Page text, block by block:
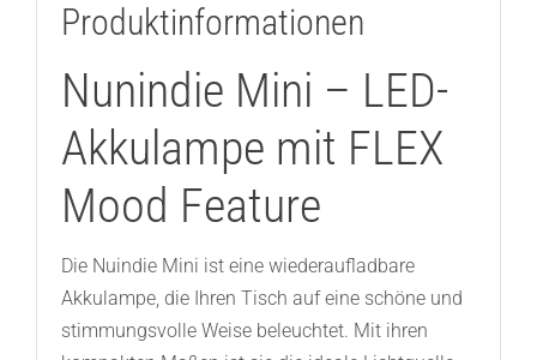
Produktinformationen
Nunindie Mini – LED-
Akkulampe mit FLEX
Mood Feature
Die Nuindie Mini ist eine wiederaufladbare
Akkulampe, die Ihren Tisch auf eine schöne und
stimmungsvolle Weise beleuchtet. Mit ihren